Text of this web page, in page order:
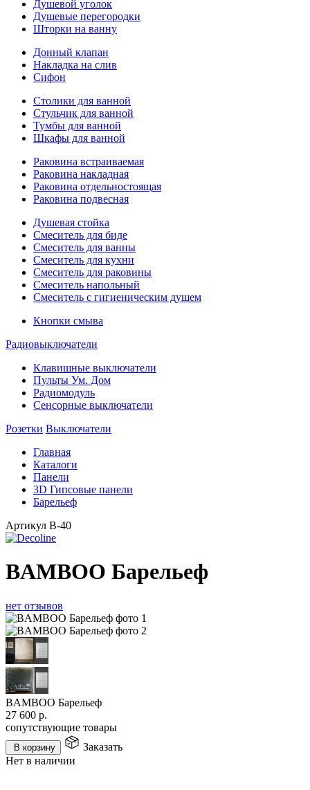
Душевой уголок
Душевые перегородки
Шторки на ванну
Донный клапан
Накладка на слив
Сифон
Столики для ванной
Стульчик для ванной
Тумбы для ванной
Шкафы для ванной
Раковина встраиваемая
Раковина накладная
Раковина отдельностоящая
Раковина подвесная
Душевая стойка
Смеситель для биде
Смеситель для ванны
Смеситель для кухни
Смеситель для раковины
Смеситель напольный
Смеситель с гигиеническим душем
Кнопки смыва
Радиовыключатели
Клавишные выключатели
Пульты Ум. Дом
Радиомодуль
Сенсорные выключатели
Розетки Выключатели
Главная
Каталоги
Панели
3D Гипсовые панели
Барельеф
Артикул В-40
BAMBOO Барельеф
нет отзывов
BAMBOO Барельеф
27 600 р.
сопутствующие товары
В корзину
Заказать
Нет в наличии